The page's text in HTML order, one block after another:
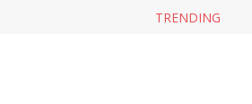
TRENDING